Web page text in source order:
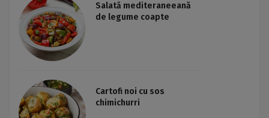
Salată mediteraneeană
de legume coapte
Cartofi noi cu sos
chimichurri